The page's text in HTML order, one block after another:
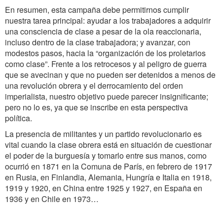
En resumen, esta campaña debe permitirnos cumplir
nuestra tarea principal: ayudar a los trabajadores a adquirir
una consciencia de clase a pesar de la ola reaccionaria,
incluso dentro de la clase trabajadora; y avanzar, con
modestos pasos, hacia la “organización de los proletarios
como clase”. Frente a los retrocesos y al peligro de guerra
que se avecinan y que no pueden ser detenidos a menos de
una revolución obrera y el derrocamiento del orden
imperialista, nuestro objetivo puede parecer insignificante;
pero no lo es, ya que se inscribe en esta perspectiva
política.
La presencia de militantes y un partido revolucionario es
vital cuando la clase obrera está en situación de cuestionar
el poder de la burguesía y tomarlo entre sus manos, como
ocurrió en 1871 en la Comuna de París, en febrero de 1917
en Rusia, en Finlandia, Alemania, Hungría e Italia en 1918,
1919 y 1920, en China entre 1925 y 1927, en España en
1936 y en Chile en 1973…